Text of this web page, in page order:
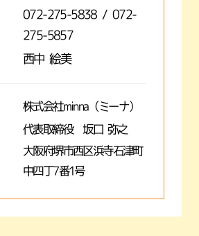
072-275-5838 / 072-
275-5857
西中 絵美
株式会社minna（ミーナ）
代表取締役 坂口 弥之
大阪府堺市西区浜寺石津町
中四丁7番1号